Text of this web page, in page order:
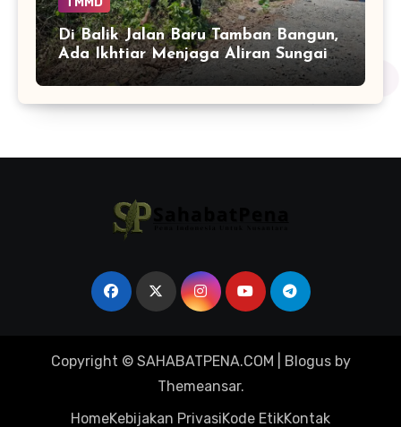
Di Balik Jalan Baru Tamban Bangun,
Ada Ikhtiar Menjaga Aliran Sungai
Tetap Hidup
Copyright © SAHABATPENA.COM Blogusby
Themeansar.
HomeKebijakan PrivasiKode EtikKontak